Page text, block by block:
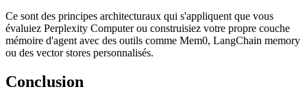
Ce sont des principes architecturaux qui s'appliquent que vous
évaluiez Perplexity Computer ou construisiez votre propre couche
mémoire d'agent avec des outils comme Mem0, LangChain memory
ou des vector stores personnalisés.
Conclusion